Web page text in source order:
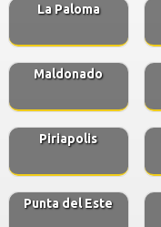
La Paloma
Maldonado
Piriapolis
Punta del Este